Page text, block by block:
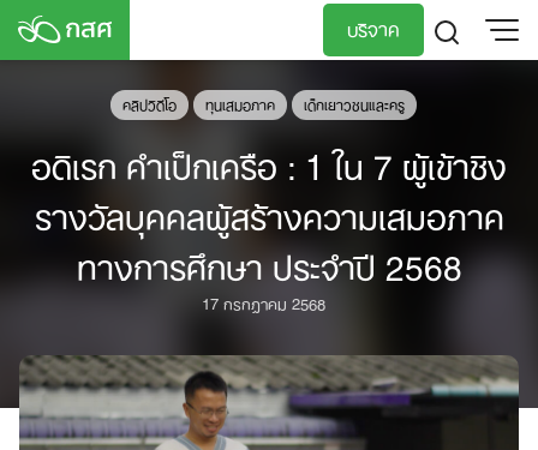
Skip
บริจาค
คลิปวิดีโอ ทุนเสมอภาค เด็กเยาวชนและครู
อดิเรก คำเป็กเครือ : 1 ใน 7 ผู้เข้าชิง
รางวัลบุคคลผู้สร้างความเสมอภาค
ทางการศึกษา ประจำปี 2568
17 กรกฎาคม 2568